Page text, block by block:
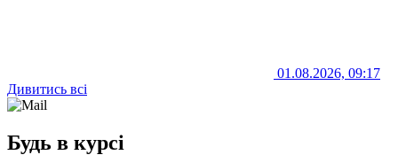
01.08.2026, 09:17
Дивитись всі
Будь в курсі